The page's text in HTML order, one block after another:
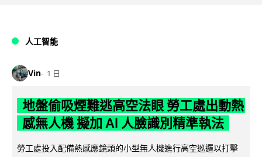
人工智能
Vin 1 日
地盤偷吸煙難逃高空法眼 勞工處出動熱
感無人機 擬加 AI 人臉識別精準執法
勞工處投入配備熱感應鏡頭的小型無人機進行高空巡邏以打擊